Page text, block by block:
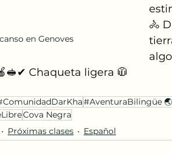
en Genoves
🚴
Chaqueta ligera 🧥
#AventuraBilingüe 🌏
Cova Negra
Próximas clases Español